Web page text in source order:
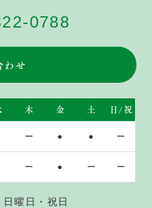
0788
わせ
木 金 土 日/祝
ー ● ● ー
ー ● ー ー
曜日・祝日